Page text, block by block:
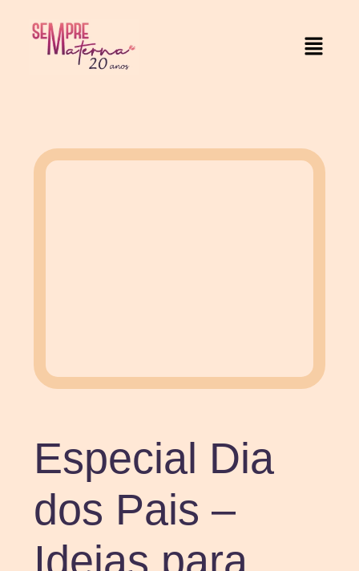
Especial Dia
dos Pais –
Ideias para